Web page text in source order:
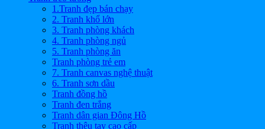
1.Tranh đẹp bán chạy
2. Tranh khổ lớn
3. Tranh phòng khách
4. Tranh phòng ngủ
5. Tranh phòng ăn
Tranh phòng trẻ em
7. Tranh canvas nghệ thuật
6. Tranh sơn dầu
Tranh đồng hồ
Tranh đen trắng
Tranh dân gian Đông Hồ
Tranh thêu tay cao cấp